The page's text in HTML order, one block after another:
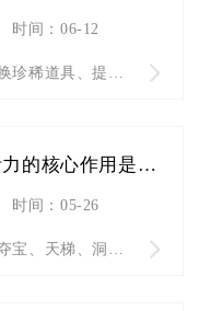
时间：06-12
迷你西游活力的核心作用是什么
时间：05-26
迷你西游活力的核心作用是支撑夺宝、天梯、洞府灵穴争夺等关键P...